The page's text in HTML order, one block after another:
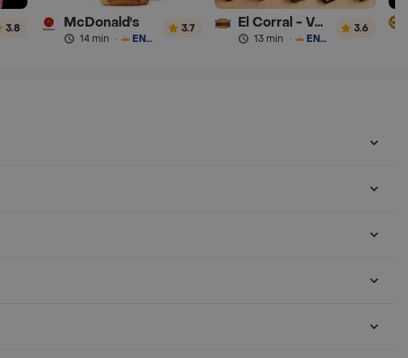
3.8 McDonald's
14 min · ENVÍO GRATIS
3.7 El Corral - Vaqueros
13 min · ENVÍO GRATIS
3.6